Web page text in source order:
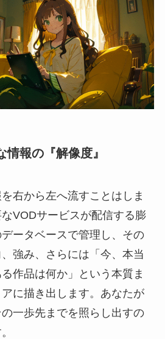
情報の『解像度』
右から左へ流すことはしま
VODサービスが配信する膨
ータベースで管理し、その
強み、さらには「今、本当
作品は何か」という本質ま
に描き出します。あなたが
一歩先までを照らし出すの